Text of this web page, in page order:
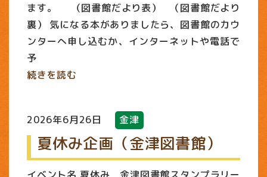
ます。 （図書館だより表） （図書館だより
裏） 気になる本がありましたら、図書館のカウ
ンターへ申し込むか、インターネットや電話で
予
続きを読む
2026年6月26日 金津
夏休み企画（金津図書館）